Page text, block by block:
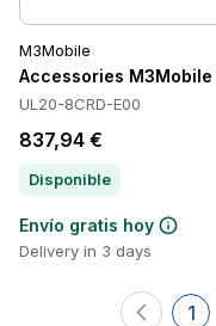
M3Mobile
Accessories M3Mobile
UL20-8CRD-E00
837,94 €
Disponible
Envío gratis hoy
Delivery in 3 days
1